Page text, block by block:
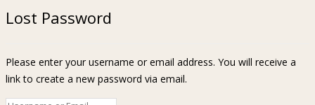
Lost Password
Please enter your username or email address. You will receive a
link to create a new password via email.